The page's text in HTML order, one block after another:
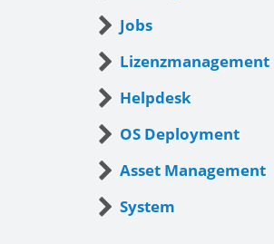
Jobs
Lizenzmanagement
Helpdesk
OS Deployment
Asset Management
System